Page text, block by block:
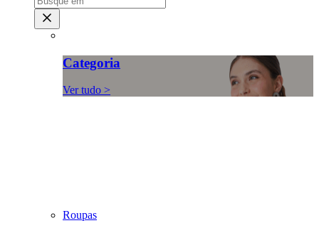
Categoria
Ver tudo >
Roupas